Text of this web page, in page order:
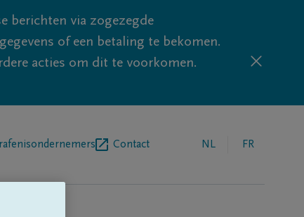
berichten via zogezegde
of een betaling te bekomen.
acties om dit te voorkomen.
Contact NL FR